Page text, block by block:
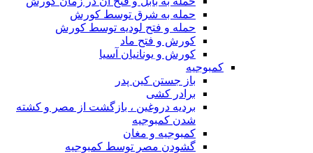
حمله به شرق توسط کورش
حمله و فتح لودیه توسط کورش
کورش و فتح ماد
کورش و یونانیان آسیا
کمبوجیه
باز جستن کین پدر
برادر کشی
بردیه دروغین ، بازگشت از مصر و کشته
شدن کمبوجیه
کمبوجیه و مغان
گشودن مصر توسط کمبوجیه